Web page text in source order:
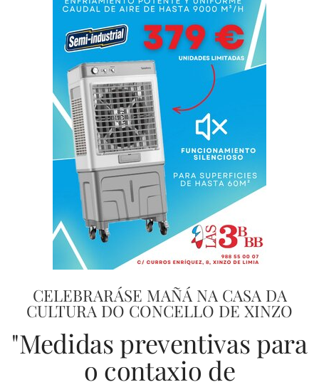
CELEBRARÁSE MAÑÁ NA CASA DA
CULTURA DO CONCELLO DE XINZO
"Medidas preventivas para
o contaxio de